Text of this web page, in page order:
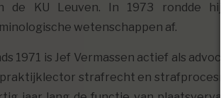
de KU Leuven. In 1973 rondde
wetenschappen af.
1971 is Jef Vermassen actief als
strafrecht en